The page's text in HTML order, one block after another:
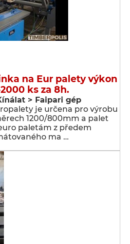
na Eur palety výkon
ks za 8h.
> Faipari gép
je určena pro výrobu
1200/800mm a palet
paletám z předem
ma …